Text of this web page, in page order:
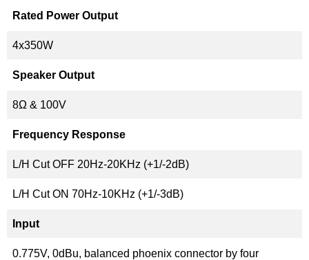
Rated Power Output
4x350W
Speaker Output
8Ω & 100V
Frequency Response
L/H Cut OFF 20Hz-20KHz (+1/-2dB)
L/H Cut ON 70Hz-10KHz (+1/-3dB)
Input
0.775V, 0dBu, balanced phoenix connector by four